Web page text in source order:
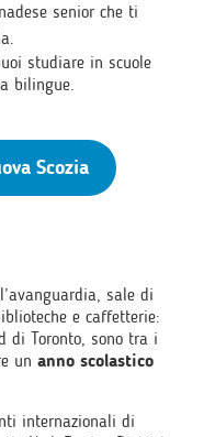
senior che ti
studiare in scuole
bilingue.
Scozia
sale di
e caffetterie:
di Toronto, sono tra i
un anno scolastico
internazionali di